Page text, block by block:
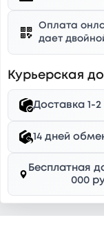
Оплата
дает
Курьерская
Доставка 1-2
14 дней
Бесплатная
000